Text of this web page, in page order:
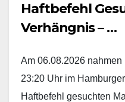
Haftbefehl
Verhängnis – …
Am 06.08.2026
23:20 Uhr im
Haftbefehl gesuchten